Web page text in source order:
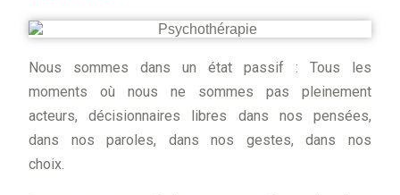
Nous sommes dans un état passif : Tous les
moments où nous ne sommes pas pleinement
acteurs, décisionnaires libres dans nos pensées,
dans nos paroles, dans nos gestes, dans nos
choix.